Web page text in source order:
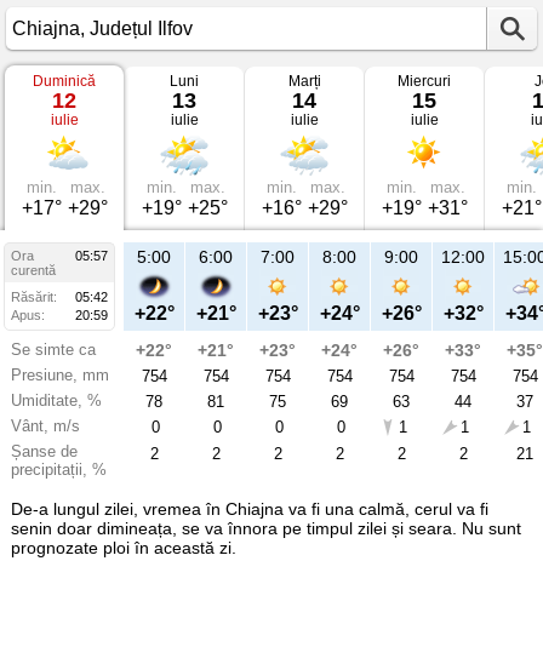
Vremea
Chiajna
iulie
2026
Județul
Ilfov
Duminică
12
iulie
min.
+17°
max.
+29°
Luni
13
iulie
min.
+19°
max.
+25°
Marți
14
iulie
min.
+16°
max.
+29°
Miercuri
15
iulie
min.
+19°
max.
+31°
min.
+21°
Ora
05:57
curentă
Răsărit:
05:42
Apus:
20:59
Se simte ca
Presiune, mm
Umiditate, %
Vânt, m/s
Șanse de
precipitații, %
5:00
+22°
+22°
754
78
0
2
6:00
+21°
+21°
754
81
0
2
7:00
+23°
+23°
754
75
0
2
8:00
+24°
+24°
754
69
0
2
9:00
+26°
+26°
754
63
1
2
12:00
+32°
+33°
754
44
1
2
+35°
754
37
1
21
De-a lungul zilei, vremea în Chiajna va fi una calmă, cerul va fi
senin doar dimineața, se va înnora pe timpul zilei și seara. Nu sunt
prognozate ploi în această zi.